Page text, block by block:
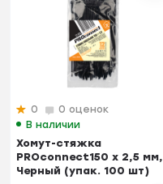
0
0 оценок
В наличии
Хомут-стяжка
PROconnect150 x 2,5 мм,
Черный (упак. 100 шт)